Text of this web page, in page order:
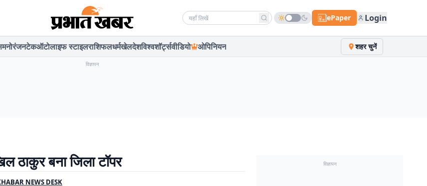
Search news ePaper Login
मनोरंजनटेकऑटोलाइफ स्टाइलराशिफलधर्मखेलदेशविश्वशॉर्ट्सवीडियो ओपिनियन शहर चुनें
विज्ञापन
ठाकुर बना जिला टॉपर
NEWS DESK
विज्ञापन